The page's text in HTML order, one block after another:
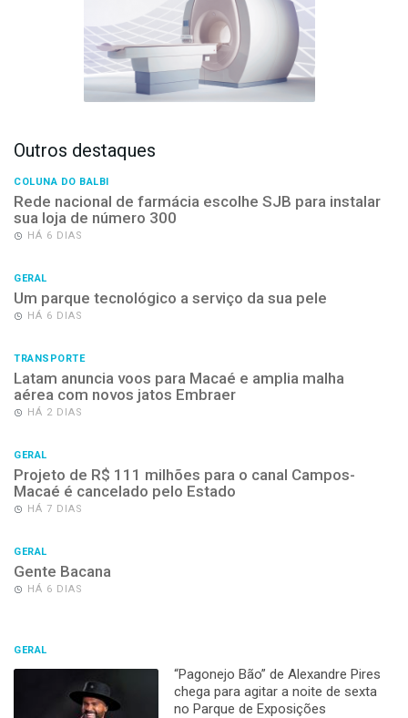
Outros destaques
COLUNA DO BALBI
Rede nacional de farmácia escolhe SJB para instalar
sua loja de número 300
HÁ 6 DIAS
GERAL
Um parque tecnológico a serviço da sua pele
HÁ 6 DIAS
TRANSPORTE
Latam anuncia voos para Macaé e amplia malha
aérea com novos jatos Embraer
HÁ 2 DIAS
GERAL
Projeto de R$ 111 milhões para o canal Campos-
Macaé é cancelado pelo Estado
HÁ 7 DIAS
GERAL
Gente Bacana
HÁ 6 DIAS
GERAL
“Pagonejo Bão” de Alexandre Pires
chega para agitar a noite de sexta
no Parque de Exposições